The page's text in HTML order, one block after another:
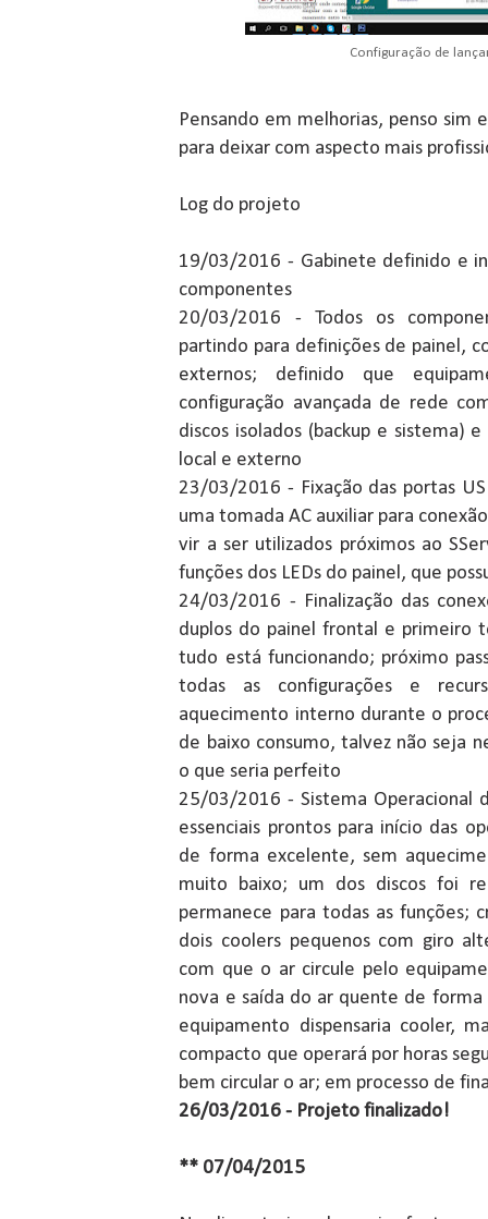
Configuração de
Pensando em melhorias, penso sim
para deixar com aspecto mais
Log do projeto
19/03/2016 - Gabinete definido e
componentes
20/03/2016 - Todos os
partindo para definições de painel,
externos; definido que
configuração avançada de rede
discos isolados (backup e sistema)
local e externo
23/03/2016 - Fixação das portas
uma tomada AC auxiliar para
vir a ser utilizados próximos ao
funções dos LEDs do painel, que
24/03/2016 - Finalização das
duplos do painel frontal e primeiro
tudo está funcionando; próximo
todas as configurações e
aquecimento interno durante o
de baixo consumo, talvez não seja
o que seria perfeito
25/03/2016 - Sistema Operacional
essenciais prontos para início das
de forma excelente, sem
muito baixo; um dos discos foi
permanece para todas as funções;
dois coolers pequenos com giro
com que o ar circule pelo
nova e saída do ar quente de
equipamento dispensaria cooler,
compacto que operará por horas
bem circular o ar; em processo de
26/03/2016 - Projeto finalizado!
** 07/04/2015